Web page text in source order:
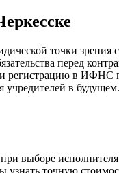
точки зрения
перед
в ИФНС
учредителей в
точную